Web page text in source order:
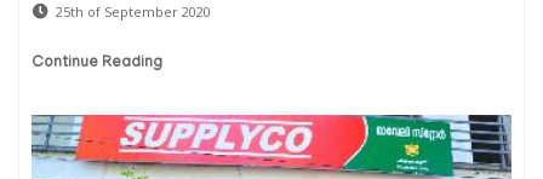
25th of September 2020
Continue Reading